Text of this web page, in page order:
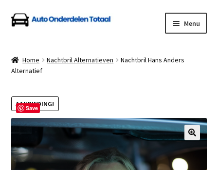
Ga
door
navigatie
Ga
naar
inhoud
Menu
Algemene Voorwaarden
Auto Onderdelen Shop
Betalen en Verzenden
Blog
Home Nachtbril Alternatieven
Nachtbril Hans Anders
Alternatief
AANBIEDING!
Save